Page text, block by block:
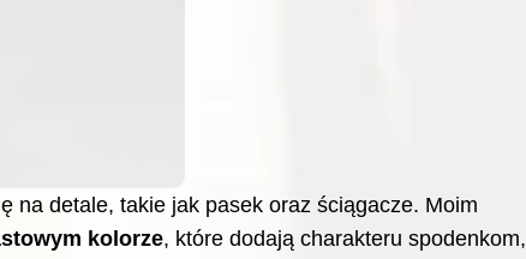
na detale, takie jak pasek oraz ściągacze. Moim
kolorze, które dodają charakteru spodenkom,